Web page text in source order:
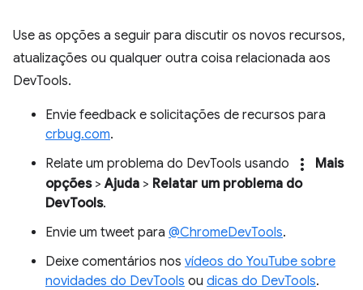
Use as opções a seguir para discutir os novos recursos,
atualizações ou qualquer outra coisa relacionada aos
DevTools.
Envie feedback e solicitações de recursos para
crbug.com.
Relate um problema do DevTools usando
more_vert
Mais
opções>Ajuda > Relatar um problema do
DevTools.
Envie um tweet para @ChromeDevTools.
Deixe comentários nos vídeos do YouTube sobre
novidades do DevTools ou dicas do DevTools.